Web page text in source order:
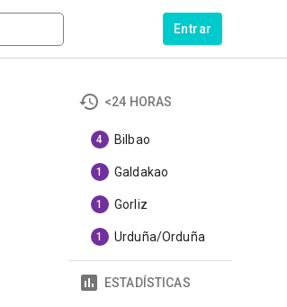
Entrar
<24 HORAS
4 Bilbao
1 Galdakao
1 Gorliz
1 Urduña/Orduña
ESTADÍSTICAS